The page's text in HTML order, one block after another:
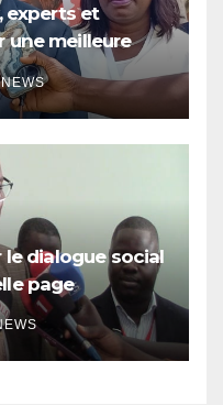
experts et
une meilleure
des soins
le dialogue social
page